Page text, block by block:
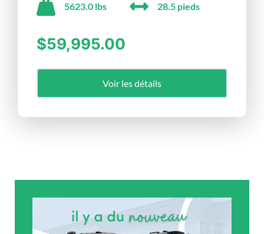
5623.0 lbs 28.5 pieds
$59,995.00
Voir les détails